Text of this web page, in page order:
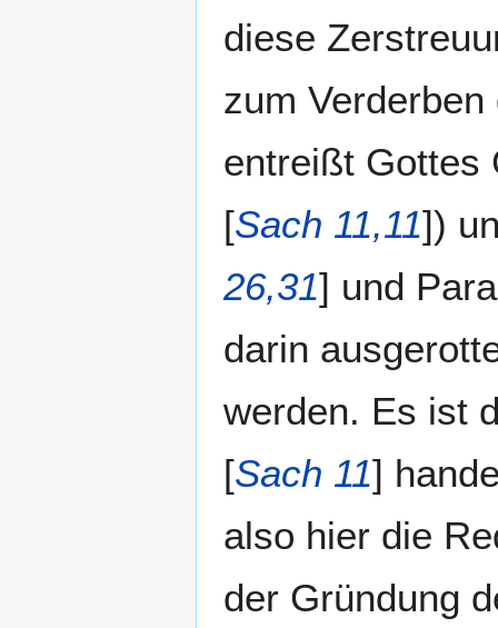
diese
zum
entreißt Gottes
[Sach 11,11])
26,31] und
darin
werden. Es ist
[Sach 11]
also hier die
der Gründung